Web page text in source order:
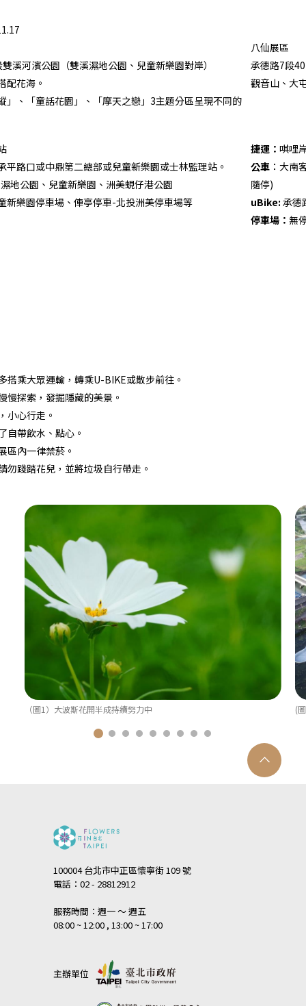
八仙展區
溪河濱公園（雙溪濕地公園、兒童新樂園對岸）
承德路7段
配花海。
」、「童話花園」、「摩天之戀」3主題分區呈現不同的
觀音山、大
平路口或中鼎第二總部或兒童新樂園或士林監理站。
地公園、兒童新樂園、洲美蜆仔港公園
新樂園停車場、俥亭停車-北投洲美停車場等
捷運： 唭哩
公車：大南
隨停)
uBike: 承德
停車場： 無
搭乘大眾運輸，轉乘U-BIKE或散步前往。
慢探索，發掘隱藏的美景。
小心行走。
自帶飲水、點心。
區內一律禁菸。
勿踐踏花兒，並將垃圾自行帶走。
（圖1）大波斯花開半成持續努力中
100004 台北市中正區懷寧街 109 號
電話：02 - 28812912
服務時間：週一 ～ 週五
08:00 ~ 12:00 , 13:00 ~ 17:00
主辦單位